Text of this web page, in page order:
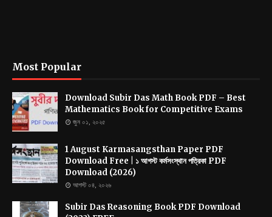
Most Popular
Download Subir Das Math Book PDF – Best
Mathematics Book for Competitive Exams
জুন ০১, ২০২৫
1 August Karmasangsthan Paper PDF
Download Free | ১ আগস্ট কর্মসংস্থান পত্রিকা PDF
Download (2026)
আগস্ট ০৪, ২০২৬
Subir Das Reasoning Book PDF Download